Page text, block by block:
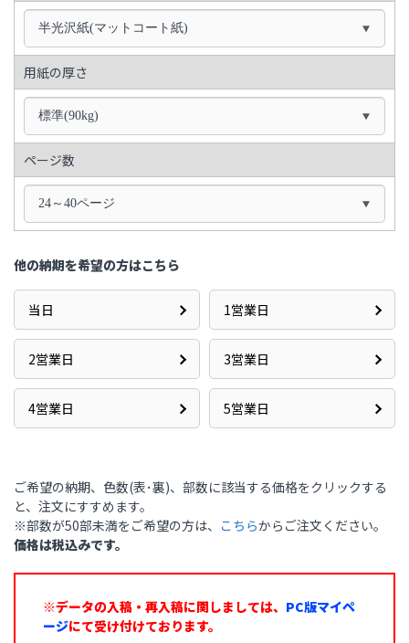
半光沢紙(マットコート紙)
用紙の厚さ
標準(90kg)
ページ数
24～40ページ
他の納期を希望の方はこちら
当日 1営業日
2営業日 3営業日
4営業日 5営業日
ご希望の納期、色数(表･裏)、部数に該当する価格をクリックする
と、注文にすすめます。
※部数が50部未満をご希望の方は、 こちらからご注文ください。
価格は税込みです。
※データの入稿・再入稿に関しましては、 PC版マイペ
ージにて受け付けております。